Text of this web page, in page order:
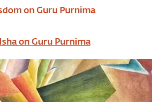
onGuru Purnima
onGuru Purnima